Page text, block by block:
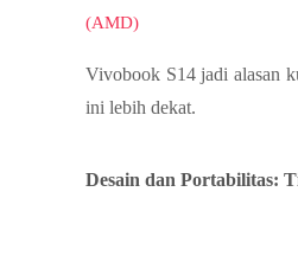
(AMD)
Vivobook S14 jadi alasan
ini lebih dekat.
Desain dan Portabilitas: